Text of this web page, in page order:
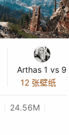
Arthas 1 vs 9
12 张壁纸
24.56M